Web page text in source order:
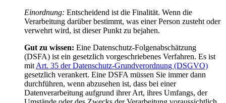
Einordnung: Entscheidend ist die Finalität. Wenn die
Verarbeitung darüber bestimmt, was einer Person zusteht oder
verwehrt wird, ist dieser Punkt zu bejahen.
Gut zu wissen: Eine Datenschutz-Folgenabschätzung
(DSFA) ist ein gesetzlich vorgeschriebenes Verfahren. Es ist
mit Art. 35 der Datenschutz-Grundverordnung (DSGVO)
gesetzlich verankert. Eine DSFA müssen Sie immer dann
durchführen, wenn abzusehen ist, dass bei einer
Datenverarbeitung aufgrund ihrer Art, ihres Umfangs, der